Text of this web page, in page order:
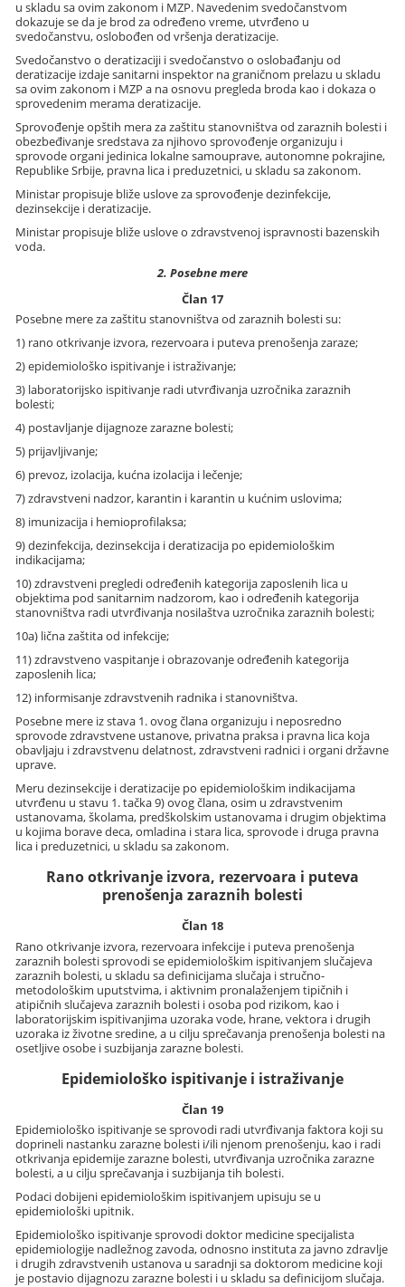
u skladu sa ovim zakonom i MZP. Navedenim svedočanstvom
dokazuje se da je brod za određeno vreme, utvrđeno u
svedočanstvu, oslobođen od vršenja deratizacije.
Svedočanstvo o deratizaciji i svedočanstvo o oslobađanju od
deratizacije izdaje sanitarni inspektor na graničnom prelazu u skladu
sa ovim zakonom i MZP a na osnovu pregleda broda kao i dokaza o
sprovedenim merama deratizacije.
Sprovođenje opštih mera za zaštitu stanovništva od zaraznih bolesti i
obezbeđivanje sredstava za njihovo sprovođenje organizuju i
sprovode organi jedinica lokalne samouprave, autonomne pokrajine,
Republike Srbije, pravna lica i preduzetnici, u skladu sa zakonom.
Ministar propisuje bliže uslove za sprovođenje dezinfekcije,
dezinsekcije i deratizacije.
Ministar propisuje bliže uslove o zdravstvenoj ispravnosti bazenskih
voda.
2. Posebne mere
Član 17
Posebne mere za zaštitu stanovništva od zaraznih bolesti su:
1) rano otkrivanje izvora, rezervoara i puteva prenošenja zaraze;
2) epidemiološko ispitivanje i istraživanje;
3) laboratorijsko ispitivanje radi utvrđivanja uzročnika zaraznih
bolesti;
4) postavljanje dijagnoze zarazne bolesti;
5) prijavljivanje;
6) prevoz, izolacija, kućna izolacija i lečenje;
7) zdravstveni nadzor, karantin i karantin u kućnim uslovima;
8) imunizacija i hemioprofilaksa;
9) dezinfekcija, dezinsekcija i deratizacija po epidemiološkim
indikacijama;
10) zdravstveni pregledi određenih kategorija zaposlenih lica u
objektima pod sanitarnim nadzorom, kao i određenih kategorija
stanovništva radi utvrđivanja nosilaštva uzročnika zaraznih bolesti;
10a) lična zaštita od infekcije;
11) zdravstveno vaspitanje i obrazovanje određenih kategorija
zaposlenih lica;
12) informisanje zdravstvenih radnika i stanovništva.
Posebne mere iz stava 1. ovog člana organizuju i neposredno
sprovode zdravstvene ustanove, privatna praksa i pravna lica koja
obavljaju i zdravstvenu delatnost, zdravstveni radnici i organi državne
uprave.
Meru dezinsekcije i deratizacije po epidemiološkim indikacijama
utvrđenu u stavu 1. tačka 9) ovog člana, osim u zdravstvenim
ustanovama, školama, predškolskim ustanovama i drugim objektima
u kojima borave deca, omladina i stara lica, sprovode i druga pravna
lica i preduzetnici, u skladu sa zakonom.
Rano otkrivanje izvora, rezervoara i puteva
prenošenja zaraznih bolesti
Član 18
Rano otkrivanje izvora, rezervoara infekcije i puteva prenošenja
zaraznih bolesti sprovodi se epidemiološkim ispitivanjem slučajeva
zaraznih bolesti, u skladu sa definicijama slučaja i stručno-
metodološkim uputstvima, i aktivnim pronalaženjem tipičnih i
atipičnih slučajeva zaraznih bolesti i osoba pod rizikom, kao i
laboratorijskim ispitivanjima uzoraka vode, hrane, vektora i drugih
uzoraka iz životne sredine, a u cilju sprečavanja prenošenja bolesti na
osetljive osobe i suzbijanja zarazne bolesti.
Epidemiološko ispitivanje i istraživanje
Član 19
Epidemiološko ispitivanje se sprovodi radi utvrđivanja faktora koji su
doprineli nastanku zarazne bolesti i/ili njenom prenošenju, kao i radi
otkrivanja epidemije zarazne bolesti, utvrđivanja uzročnika zarazne
bolesti, a u cilju sprečavanja i suzbijanja tih bolesti.
Podaci dobijeni epidemiološkim ispitivanjem upisuju se u
epidemiološki upitnik.
Epidemiološko ispitivanje sprovodi doktor medicine specijalista
epidemiologije nadležnog zavoda, odnosno instituta za javno zdravlje
i drugih zdravstvenih ustanova u saradnji sa doktorom medicine koji
je postavio dijagnozu zarazne bolesti i u skladu sa definicijom slučaja.